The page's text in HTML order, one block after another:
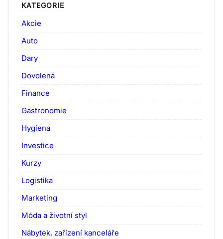
KATEGORIE
Akcie
Auto
Dary
Dovolená
Finance
Gastronomie
Hygiena
Investice
Kurzy
Logistika
Marketing
Móda a životní styl
Nábytek, zařízení kanceláře